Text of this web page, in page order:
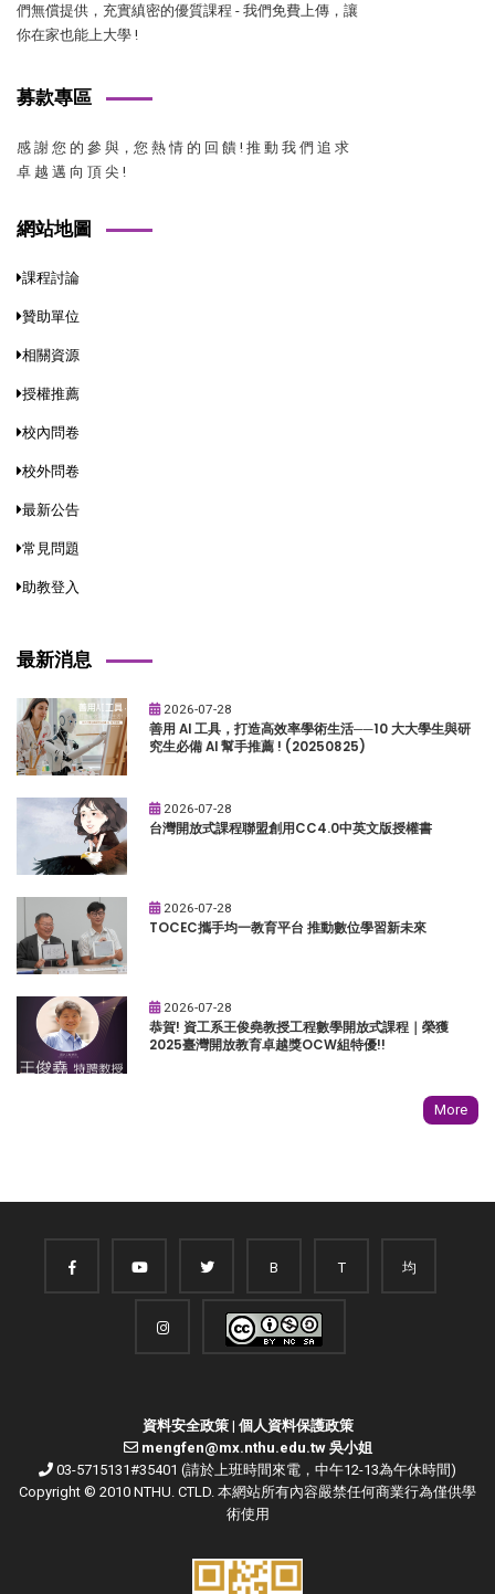
們無償提供，充實縝密的優質課程 - 我們免費上傳，讓
你在家也能上大學 !
募款專區
感 謝 您 的 參 與，您 熱 情 的 回 饋 ! 推 動 我 們 追 求
卓 越 邁 向 頂 尖 !
網站地圖
課程討論
贊助單位
相關資源
授權推薦
校內問卷
校外問卷
最新公告
常見問題
助教登入
最新消息
2026-07-28
善用 AI 工具，打造高效率學術生活──10 大大學生與研
究生必備 AI 幫手推薦 ! (20250825)
2026-07-28
台灣開放式課程聯盟創用CC4.0中英文版授權書
2026-07-28
TOCEC攜手均一教育平台 推動數位學習新未來
2026-07-28
恭賀! 資工系王俊堯教授工程數學開放式課程｜榮獲
2025臺灣開放教育卓越獎OCW組特優!!
More
B T 均
資料安全政策| 個人資料保護政策
mengfen@mx.nthu.edu.tw 吳小姐
03-5715131#35401 (請於上班時間來電，中午12-13為午休時間)
Copyright © 2010 NTHU. CTLD. 本網站所有內容嚴禁任何商業行為僅供學
術使用